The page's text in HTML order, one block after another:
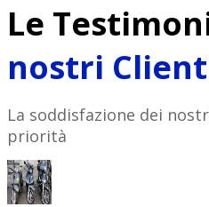
Le
nostri
La soddisfazione dei
priorità